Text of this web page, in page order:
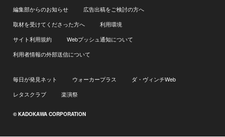
編集部からのお知らせ
広告出稿をご検討の方へ
取材を受けてくださった方へ
利用環境
サイト利用規約
Webプッシュ通知について
利用者情報の外部送信について
毎日が発見ネット ウォーカープラス
ダ・ヴィンチWeb
レタスクラブ
楽演祭
© KADOKAWA CORPORATION